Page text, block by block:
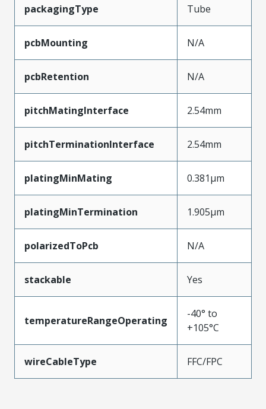
packagingType Tube
pcbMounting N/A
pcbRetention N/A
pitchMatingInterface 2.54mm
pitchTerminationInterface 2.54mm
platingMinMating 0.381µm
platingMinTermination 1.905µm
polarizedToPcb N/A
stackable Yes
temperatureRangeOperating
-40° to
+105°C
wireCableType FFC/FPC